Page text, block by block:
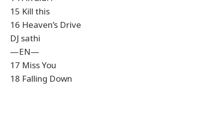
15 Kill this
16 Heaven’s Drive
DJ sathi
—EN—
17 Miss You
18 Falling Down